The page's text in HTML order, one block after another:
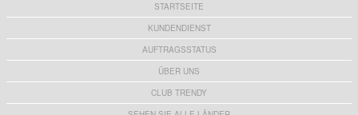
STARTSEITE
KUNDENDIENST
AUFTRAGSSTATUS
ÜBER UNS
CLUB TRENDY